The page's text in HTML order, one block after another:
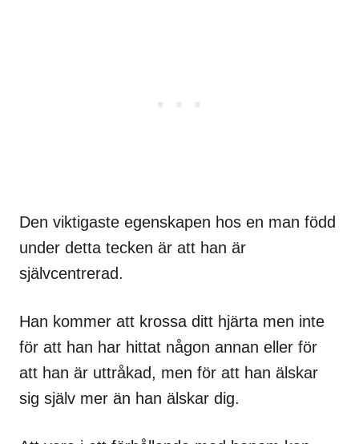
Den viktigaste egenskapen hos en man född
under detta tecken är att han är
självcentrerad.
Han kommer att krossa ditt hjärta men inte
för att han har hittat någon annan eller för
att han är uttråkad, men för att han älskar
sig själv mer än han älskar dig.